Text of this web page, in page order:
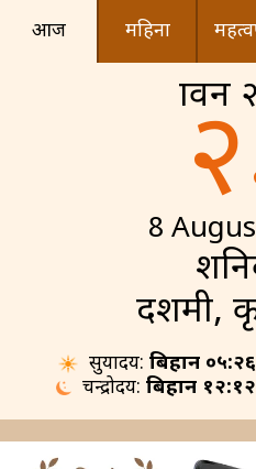
आज महिना
8
दशमी,
सुर्योदय: बिहान ०५:२६
चन्द्रोदय: बिहान १२:१२